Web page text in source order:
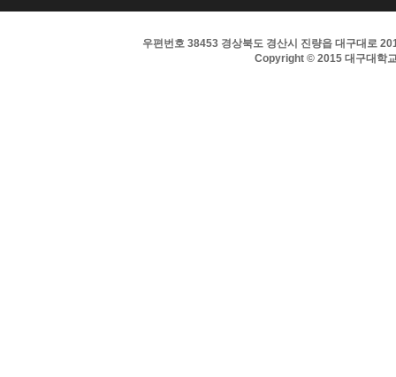
우편번호 38453 경상북도 경산시 진량읍 대구대로
Copyright © 2015 대구대학